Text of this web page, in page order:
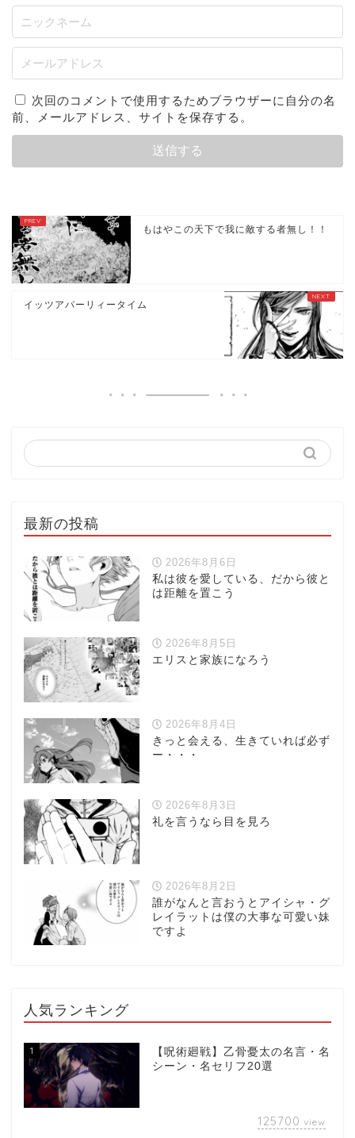
次回のコメントで使用するためブラウザーに自分の名
前、メールアドレス、サイトを保存する。
もはやこの天下で我に敵する者無し！！
イッツアパーリィータイム
最新の投稿
2026年8月6日
私は彼を愛している、だから彼と
は距離を置こう
2026年8月5日
エリスと家族になろう
2026年8月4日
きっと会える、生きていれば必ず
ー・・・
2026年8月3日
礼を言うなら目を見ろ
2026年8月2日
誰がなんと言おうとアイシャ・グ
レイラットは僕の大事な可愛い妹
ですよ
人気ランキング
1
【呪術廻戦】乙骨憂太の名言・名
シーン・名セリフ20選
125700 view